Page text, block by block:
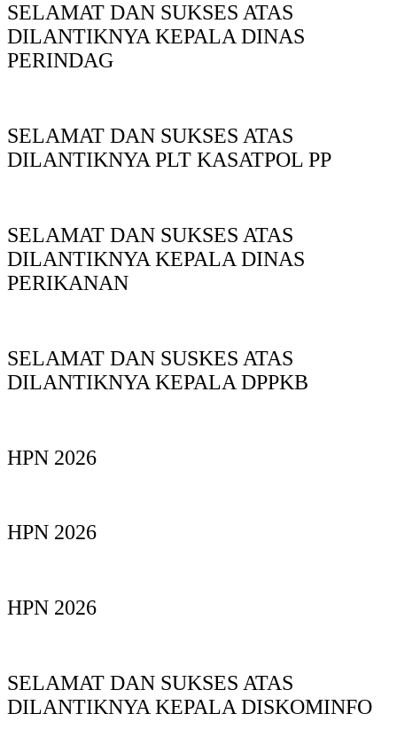
SELAMAT DAN SUKSES ATAS
DILANTIKNYA KEPALA DINAS
PERINDAG
SELAMAT DAN SUKSES ATAS
DILANTIKNYA PLT KASATPOL PP
SELAMAT DAN SUKSES ATAS
DILANTIKNYA KEPALA DINAS
PERIKANAN
SELAMAT DAN SUSKES ATAS
DILANTIKNYA KEPALA DPPKB
HPN 2026
HPN 2026
HPN 2026
SELAMAT DAN SUKSES ATAS
DILANTIKNYA KEPALA DISKOMINFO